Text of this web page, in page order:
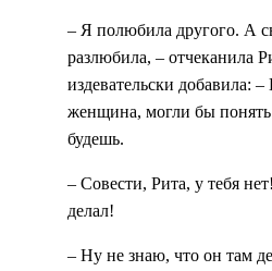
– Я полюбила другого. А
разлюбила, – отчеканила
издевательски добавила:
женщина, могли бы
будешь.
– Совести, Рита, у тебя
делал!
– Ну не знаю, что он там